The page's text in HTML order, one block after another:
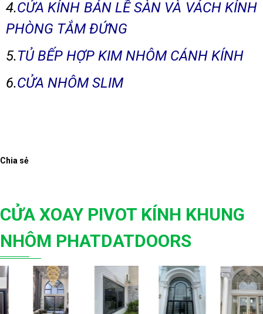
4.CỬA KÍNH BẢN LỀ SÀN VÀ VÁCH KÍNH
PHÒNG TẮM ĐỨNG
5.TỦ BẾP HỢP KIM NHÔM CÁNH KÍNH
6.CỬA NHÔM SLIM
Chia sẻ
CỬA XOAY PIVOT KÍNH KHUNG
NHÔM PHATDATDOORS